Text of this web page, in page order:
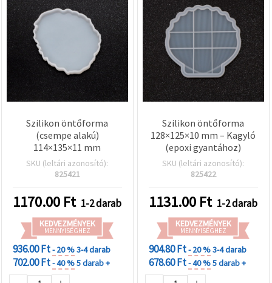
Szilikon öntőforma
(csempe alakú)
114×135×11 mm
SKU (leltári azonosító):
825421
1170.00 Ft 1-2 darab
KEDVEZMÉNYEK
MENNYISÉGHEZ
936.00 Ft- 20 %3-4 darab
702.00 Ft- 40 %5 darab +
Szilikon öntőforma
128×125×10 mm – Kagyló
(epoxi gyantához)
SKU (leltári azonosító):
825422
1131.00 Ft 1-2 darab
KEDVEZMÉNYEK
MENNYISÉGHEZ
904.80 Ft- 20 %3-4 darab
678.60 Ft- 40 %5 darab +